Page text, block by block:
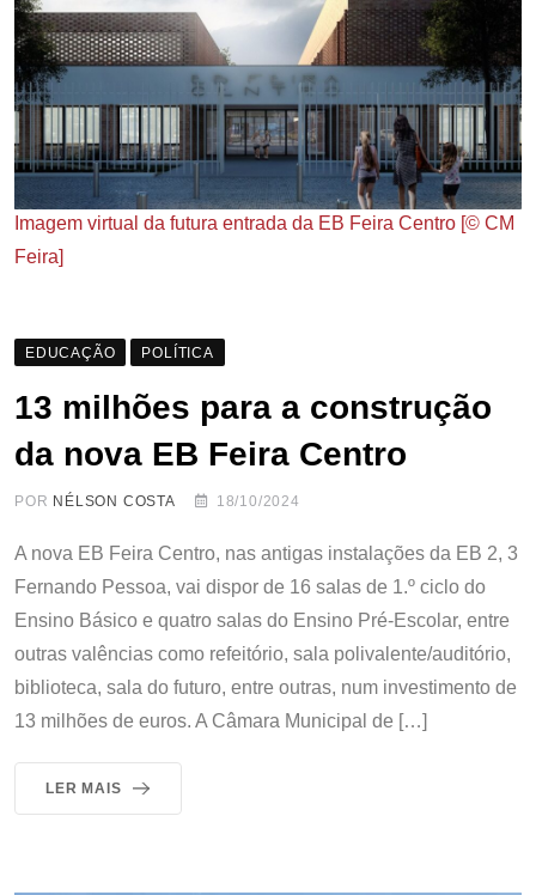
Imagem virtual da futura entrada da EB Feira Centro [© CM
Feira]
EDUCAÇÃO POLÍTICA
13 milhões para a construção
da nova EB Feira Centro
POR NÉLSON COSTA 18/10/2024
A nova EB Feira Centro, nas antigas instalações da EB 2, 3
Fernando Pessoa, vai dispor de 16 salas de 1.º ciclo do
Ensino Básico e quatro salas do Ensino Pré-Escolar, entre
outras valências como refeitório, sala polivalente/auditório,
biblioteca, sala do futuro, entre outras, num investimento de
13 milhões de euros. A Câmara Municipal de […]
LER MAIS